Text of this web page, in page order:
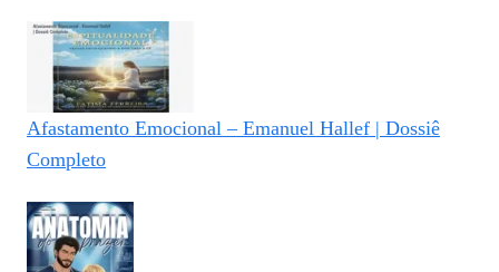
Afastamento Emocional – Emanuel Hallef | Dossiê
Completo